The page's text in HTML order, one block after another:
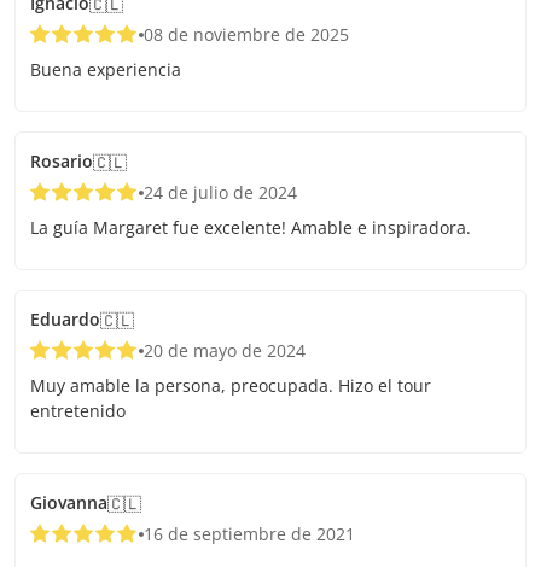
08 de noviembre de 2025
Buena experiencia
Rosario🇨🇱
24 de julio de 2024
La guía Margaret fue excelente! Amable e inspiradora.
Eduardo🇨🇱
20 de mayo de 2024
Muy amable la persona, preocupada. Hizo el tour
entretenido
Giovanna🇨🇱
16 de septiembre de 2021